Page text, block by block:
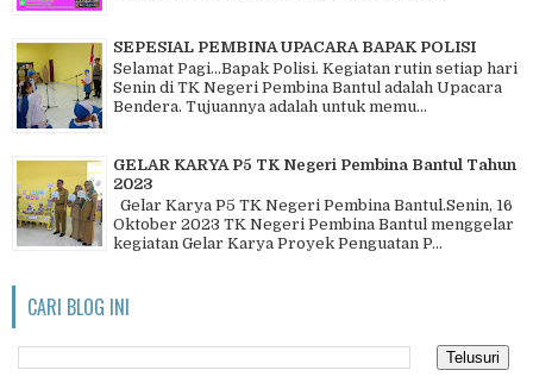
SEPESIAL PEMBINA UPACARA BAPAK POLISI
Selamat Pagi…Bapak Polisi. Kegiatan rutin setiap hari
Senin di TK Negeri Pembina Bantul adalah Upacara
Bendera. Tujuannya adalah untuk memu...
GELAR KARYA P5 TK Negeri Pembina Bantul Tahun
2023
Gelar Karya P5 TK Negeri Pembina Bantul.Senin, 16
Oktober 2023 TK Negeri Pembina Bantul menggelar
kegiatan Gelar Karya Proyek Penguatan P...
CARI BLOG INI